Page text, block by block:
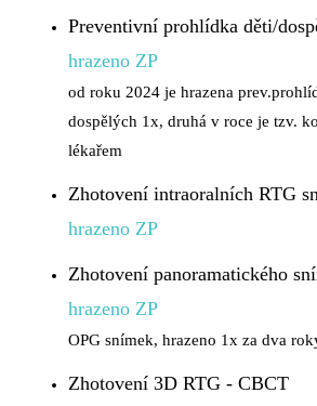
Preventivní prohlídka děti/
hrazeno ZP
od roku 2024 je hrazena
dospělých 1x, druhá v roce je tzv.
lékařem
Zhotovení intraoralních RTG
hrazeno ZP
Zhotovení panoramatického
hrazeno ZP
OPG snímek, hrazeno 1x za dva
Zhotovení 3D RTG - CBCT